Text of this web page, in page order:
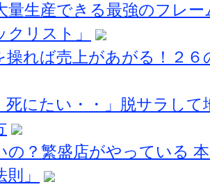
量生産できる最強のフレ
リスト」
操れば売上があがる！２
死にたい・・」脱サラし
の？繁盛店がやっている
」